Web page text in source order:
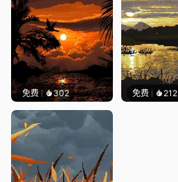
免费 302 免费 212